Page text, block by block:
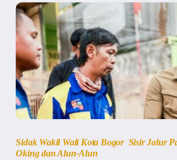
Sidak Wakil Wali Kota Bogor Sisir Jalur
Oking dan Alun-Alun